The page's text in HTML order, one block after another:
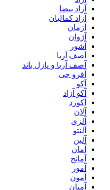
آزاد بیضا
آزاد کمالیان
آژمان
آژوان
آشور
آصف آریا
آصف آریا و پازل باند
آفرو جی
آکو
آکو آزاد
آکورد
آلان
آلزی
آلنتو
آلین
آمان
آمانج
آمور
آمون
آمیان